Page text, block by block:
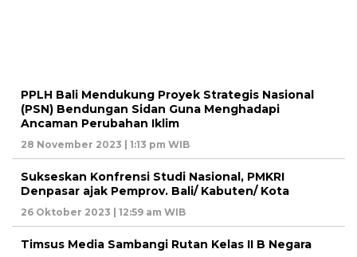
PPLH Bali Mendukung Proyek Strategis Nasional
(PSN) Bendungan Sidan Guna Menghadapi
Ancaman Perubahan Iklim
28 November 2023 | 1:13 pm WIB
Sukseskan Konfrensi Studi Nasional, PMKRI
Denpasar ajak Pemprov. Bali/ Kabuten/ Kota
26 Oktober 2023 | 12:59 am WIB
Timsus Media Sambangi Rutan Kelas II B Negara